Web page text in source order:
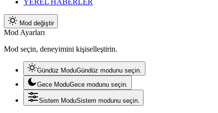
YEREL HABERLER
Mod değiştir
Mod Ayarları
Mod seçin, deneyimini kişiselleştirin.
Gündüz ModuGündüz modunu seçin.
Gece ModuGece modunu seçin.
Sistem ModuSistem modunu seçin.